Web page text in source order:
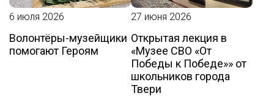
6 июля 2026
Волонтёры-музейщики
помогают Героям
27 июня 2026
Открытая лекция в
«Музее СВО «От
Победы к Победе»» от
школьников города
Твери